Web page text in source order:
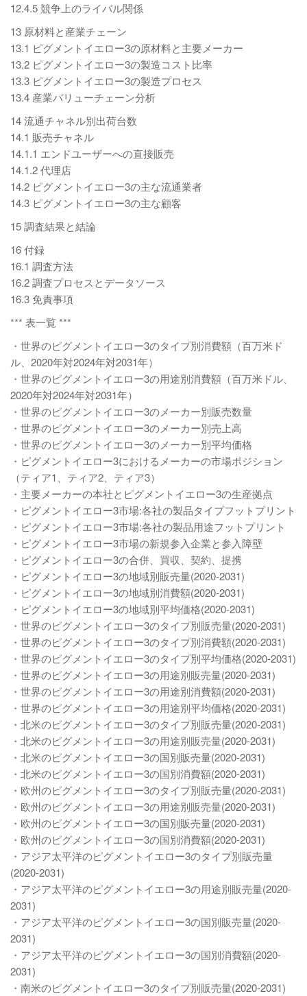
12.4.5 競争上のライバル関係
13 原材料と産業チェーン
13.1 ピグメントイエロー3の原材料と主要メーカー
13.2 ピグメントイエロー3の製造コスト比率
13.3 ピグメントイエロー3の製造プロセス
13.4 産業バリューチェーン分析
14 流通チャネル別出荷台数
14.1 販売チャネル
14.1.1 エンドユーザーへの直接販売
14.1.2 代理店
14.2 ピグメントイエロー3の主な流通業者
14.3 ピグメントイエロー3の主な顧客
15 調査結果と結論
16 付録
16.1 調査方法
16.2 調査プロセスとデータソース
16.3 免責事項
*** 表一覧 ***
・世界のピグメントイエロー3のタイプ別消費額（百万米ド
ル、2020年対2024年対2031年）
・世界のピグメントイエロー3の用途別消費額（百万米ドル、
2020年対2024年対2031年）
・世界のピグメントイエロー3のメーカー別販売数量
・世界のピグメントイエロー3のメーカー別売上高
・世界のピグメントイエロー3のメーカー別平均価格
・ピグメントイエロー3におけるメーカーの市場ポジション
（ティア1、ティア2、ティア3）
・主要メーカーの本社とピグメントイエロー3の生産拠点
・ピグメントイエロー3市場:各社の製品タイプフットプリント
・ピグメントイエロー3市場:各社の製品用途フットプリント
・ピグメントイエロー3市場の新規参入企業と参入障壁
・ピグメントイエロー3の合併、買収、契約、提携
・ピグメントイエロー3の地域別販売量(2020-2031)
・ピグメントイエロー3の地域別消費額(2020-2031)
・ピグメントイエロー3の地域別平均価格(2020-2031)
・世界のピグメントイエロー3のタイプ別販売量(2020-2031)
・世界のピグメントイエロー3のタイプ別消費額(2020-2031)
・世界のピグメントイエロー3のタイプ別平均価格(2020-2031)
・世界のピグメントイエロー3の用途別販売量(2020-2031)
・世界のピグメントイエロー3の用途別消費額(2020-2031)
・世界のピグメントイエロー3の用途別平均価格(2020-2031)
・北米のピグメントイエロー3のタイプ別販売量(2020-2031)
・北米のピグメントイエロー3の用途別販売量(2020-2031)
・北米のピグメントイエロー3の国別販売量(2020-2031)
・北米のピグメントイエロー3の国別消費額(2020-2031)
・欧州のピグメントイエロー3のタイプ別販売量(2020-2031)
・欧州のピグメントイエロー3の用途別販売量(2020-2031)
・欧州のピグメントイエロー3の国別販売量(2020-2031)
・欧州のピグメントイエロー3の国別消費額(2020-2031)
・アジア太平洋のピグメントイエロー3のタイプ別販売量
(2020-2031)
・アジア太平洋のピグメントイエロー3の用途別販売量(2020-
2031)
・アジア太平洋のピグメントイエロー3の国別販売量(2020-
2031)
・アジア太平洋のピグメントイエロー3の国別消費額(2020-
2031)
・南米のピグメントイエロー3のタイプ別販売量(2020-2031)